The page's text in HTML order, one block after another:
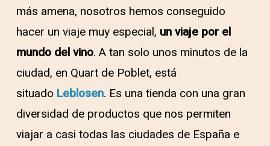
más amena, nosotros hemos conseguido
hacer un viaje muy especial, un viaje por el
mundo del vino. A tan solo unos minutos de la
ciudad, en Quart de Poblet, está
situado Leblosen. Es una tienda con una gran
diversidad de productos que nos permiten
viajar a casi todas las ciudades de España e